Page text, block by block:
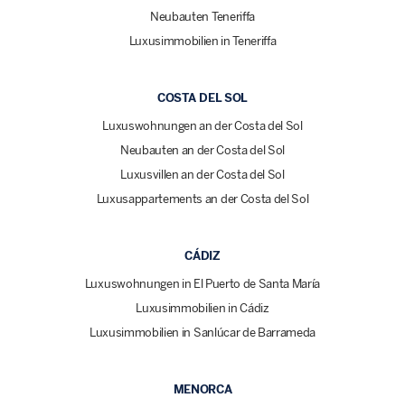
Neubauten Teneriffa
Luxusimmobilien in Teneriffa
COSTA DEL SOL
Luxuswohnungen an der Costa del Sol
Neubauten an der Costa del Sol
Luxusvillen an der Costa del Sol
Luxusappartements an der Costa del Sol
CÁDIZ
Luxuswohnungen in El Puerto de Santa María
Luxusimmobilien in Cádiz
Luxusimmobilien in Sanlúcar de Barrameda
MENORCA